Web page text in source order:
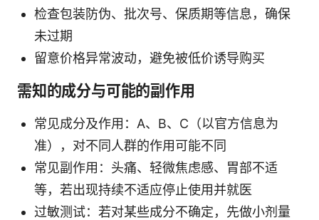
检查包装防伪、批次号、保质期等信息，确保
未过期
留意价格异常波动，避免被低价诱导购买
需知的成分与可能的副作用
常见成分及作用：A、B、C（以官方信息为
准），对不同人群的作用可能不同
常见副作用：头痛、轻微焦虑感、胃部不适
等，若出现持续不适应停止使用并就医
过敏测试：若对某些成分不确定，先做小剂量